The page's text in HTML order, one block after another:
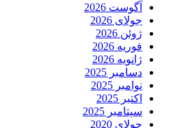
آگوست 2026
جولای 2026
ژوئن 2026
فوریه 2026
ژانویه 2026
دسامبر 2025
نوامبر 2025
اکتبر 2025
سپتامبر 2025
جولای 2020